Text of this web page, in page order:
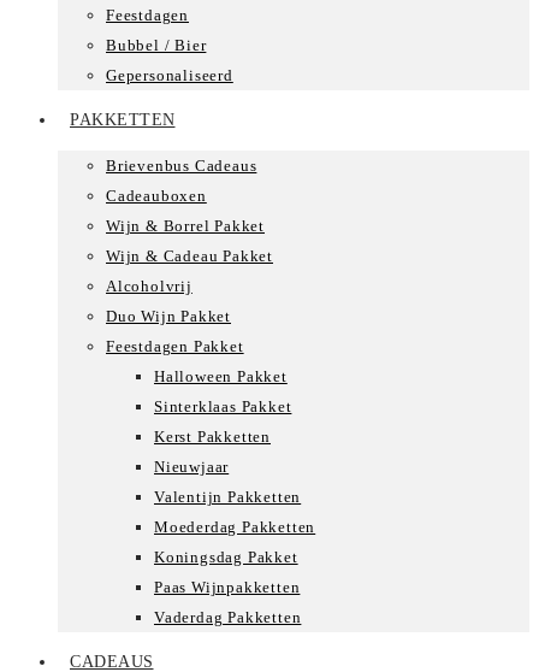
Feestdagen
Bubbel / Bier
Gepersonaliseerd
PAKKETTEN
Brievenbus Cadeaus
Cadeauboxen
Wijn & Borrel Pakket
Wijn & Cadeau Pakket
Alcoholvrij
Duo Wijn Pakket
Feestdagen Pakket
Halloween Pakket
Sinterklaas Pakket
Kerst Pakketten
Nieuwjaar
Valentijn Pakketten
Moederdag Pakketten
Koningsdag Pakket
Paas Wijnpakketten
Vaderdag Pakketten
CADEAUS